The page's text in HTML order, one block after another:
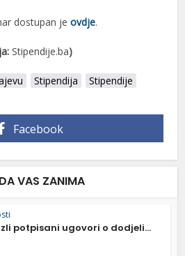
dostupan jeovdje.
Stipendije.ba)
Stipendija
Stipendije
Facebook
VAS ZANIMA
potpisani ugovori o dodjeli...